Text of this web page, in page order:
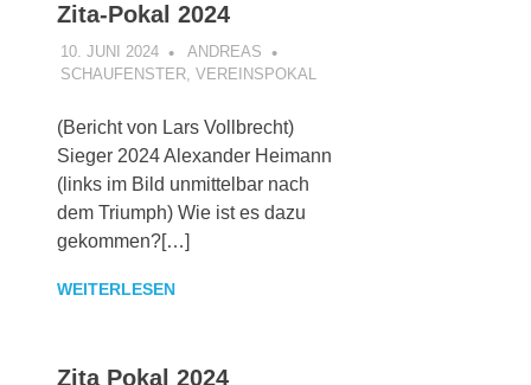
Zita-Pokal 2024
10. JUNI 2024
ANDREAS
SCHAUFENSTER, VEREINSPOKAL
(Bericht von Lars Vollbrecht)
Sieger 2024 Alexander Heimann
(links im Bild unmittelbar nach
dem Triumph) Wie ist es dazu
gekommen?[…]
WEITERLESEN
Zita Pokal 2024